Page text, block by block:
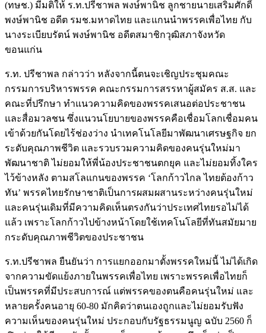
(ทษช.) มีมติให้ ร.ท.ปรีชาพล พงษ์พานิช ลูกชายนายเสริมศักดิ์
พงษ์พานิช อดีต รมช.มหาดไทย และแกนนำพรรคเพื่อไทย กับ
นางระเบียบรัตน์ พงษ์พานิช อดีตสมาชิกวุฒิสภาจังหวัด
ขอนแก่น
ร.ท. ปรีชาพล กล่าวว่า หลังจากนี้ตนจะเชิญประชุมคณะ
กรรมการบริหารพรรค คณะกรรมการสรรหาผู้สมัคร ส.ส. และ
คณะที่ปรึกษา ทำแนวความคิดของพรรคเสนอต่อประชาชน
และสื่อมวลชน ซึ่งแนวนโยบายของพรรคคือเชื่อมโลกเชื่อมคน
เข้าด้วยกันโดยไร้ช่องว่าง นำเทคโนโลยีมาพัฒนาเศรษฐกิจ ยก
ระดับคุณภาพชีวิต และรวบรวมความคิดของคนรุ่นใหม่มา
พัฒนาชาติ ไม่ยอมให้พี่น้องประชาชนตกยุค และไม่ยอมทิ้งใคร
ไว้ข้างหลัง ตามสโลแกนของพรรค ‘โลกก้าวไกล ไทยต้องก้าว
ทัน’ พรรคไทยรักษาชาติเป็นการผสมผสานระหว่างคนรุ่นใหม่
และคนรุ่นเดิมที่มีความคิดเห็นตรงกันว่าประเทศไทยรอไม่ได้
แล้ว เพราะโลกก้าวไปข้างหน้าโดยใช้เทคโนโลยีที่ทันสมัยมาย
กระดับคุณภาพชีวิตของประชาชน
ร.ท.ปรีชาพล ยืนยันว่า การแยกออกมาตั้งพรรคใหม่นี้ ไม่ได้เกิด
จากความขัดแย้งภายในพรรคเพื่อไทย เพราะพรรคเพื่อไทยก็
เป็นพรรคที่มีประสบการณ์ แต่พรรคของตนคือคนรุ่นใหม่ และ
หลายครั้งคนอายุ 60-80 มักคิดว่าตนเองถูกและไม่ยอมรับฟัง
ความเห็นของคนรุ่นใหม่ ประกอบกับรัฐธรรมนูญ ฉบับ 2560 ก็